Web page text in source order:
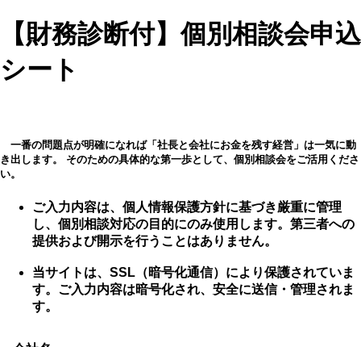
【財務診断付】個別相談会申込
シート
一番の問題点が明確になれば「社長と会社にお金を残す経営」は一気に動
き出します。 そのための具体的な第一歩として、個別相談会をご活用くださ
い。
ご入力内容は、個人情報保護方針に基づき厳重に管理
し、個別相談対応の目的にのみ使用します。第三者への
提供および開示を行うことはありません。
当サイトは、SSL（暗号化通信）により保護されていま
す。ご入力内容は暗号化され、安全に送信・管理されま
す。